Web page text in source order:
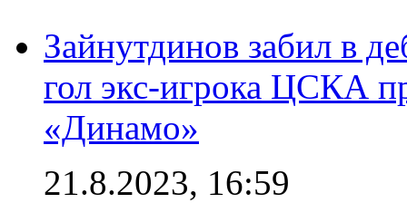
Зайнутдинов забил в
гол экс-игрока ЦСКА
«Динамо»
21.8.2023, 16:59